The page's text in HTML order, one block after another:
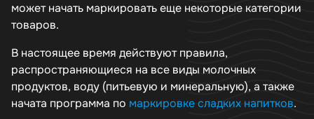
может начать маркировать еще некоторые категории
товаров.
В настоящее время действуют правила,
распространяющиеся на все виды молочных
продуктов, воду (питьевую и минеральную), а также
начата программа по маркировке сладких напитков.